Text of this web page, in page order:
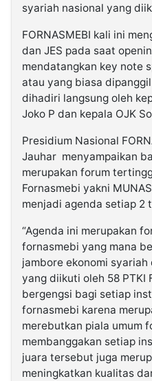
syariah nasional yang
FORNASMEBI kali ini
dan JES pada saat
mendatangkan key note
atau yang biasa
dihadiri langsung oleh
Joko P dan kepala OJK
Presidium Nasional
Jauhar menyampaikan
merupakan forum
Fornasmebi yakni
menjadi agenda setiap 2
“Agenda ini merupakan
fornasmebi yang mana
jambore ekonomi
yang diikuti oleh 58 PTKI
bergengsi bagi setiap
fornasmebi karena
merebutkan piala umum
membanggakan setiap
juara tersebut juga
meningkatkan kualitas